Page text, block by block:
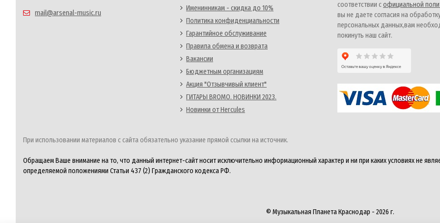
mail@arsenal-music.ru
Именинникам - скидка до 10%
Политика конфиденциальности
Гарантийное обслуживание
Правила обмена и возврата
Вакансии
Бюджетным организациям
Акция "Отзывчивый клиент"
ГИТАРЫ BROMO. НОВИНКИ 2023.
Новинки от Hercules
соответствии софициальной
вы не даете согласия на
персональных данных,вам
покинуть наш сайт.
При использовании материалов с сайта обязательно указание прямой ссылки на источник.
Обращаем Ваше внимание на то, что данный интернет-сайт носит исключительно информационный характер и ни при каких условиях не
определяемой положениями Статьи 437 (2) Гражданского кодекса РФ.
© Музыкальная Планета Краснодар - 2026 г.